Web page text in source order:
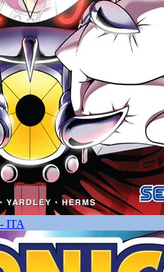
ITA